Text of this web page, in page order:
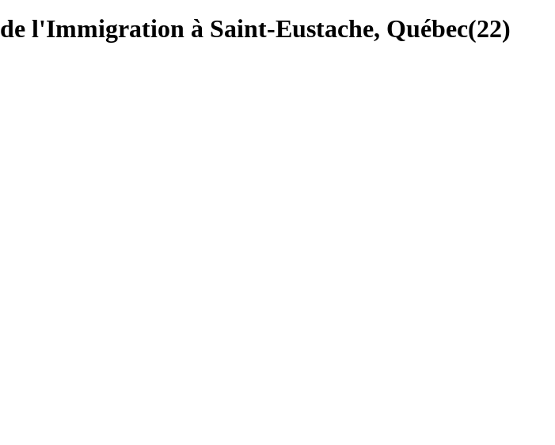
l'Immigration à Saint-Eustache, Québec(22)